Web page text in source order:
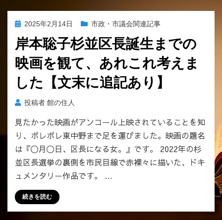
投
日:
2025年2月14日 市政・市議会関連記事
岸本聡子杉並区長誕生までの
映画を観て、あれこれ考えま
した【文末に追記あり】
投稿者 館の住人
見たかった映画がアンコール上映されていることを知
り、ポレポレ東中野まで足を運びました。映画の題名
は『〇月〇日、区長になる女。』です。 2022年の杉
並区長選挙の裏側を市民目線で赤裸々に描いた、ドキ
ュメンタリー作品です。 …
続きを読む